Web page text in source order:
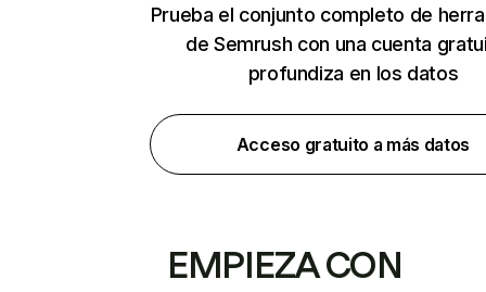
Prueba el conjunto completo de
de Semrush con una cuenta
profundiza en los datos
Acceso gratuito a más datos
EMPIEZA CON